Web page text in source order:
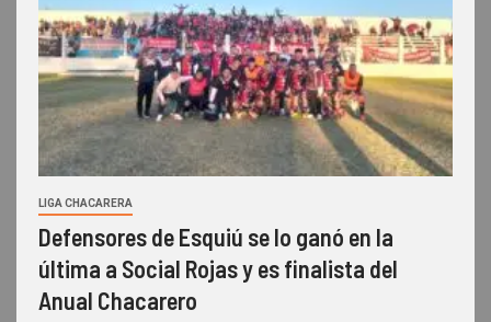
LIGA CHACARERA
Defensores de Esquiú se lo ganó en la
última a Social Rojas y es finalista del
Anual Chacarero